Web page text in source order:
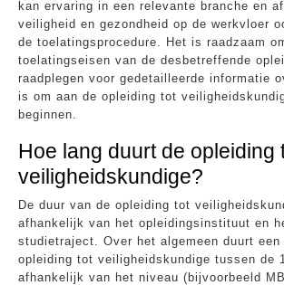
kan ervaring in een relevante branche en
veiligheid en gezondheid op de werkvloer
de toelatingsprocedure. Het is raadzaam
toelatingseisen van de desbetreffende
raadplegen voor gedetailleerde informatie
is om aan de opleiding tot
beginnen.
Hoe lang duurt de opleiding
veiligheidskundige?
De duur van de opleiding tot
afhankelijk van het opleidingsinstituut en
studietraject. Over het algemeen duurt een
opleiding tot veiligheidskundige tussen de
afhankelijk van het niveau (bijvoorbeeld